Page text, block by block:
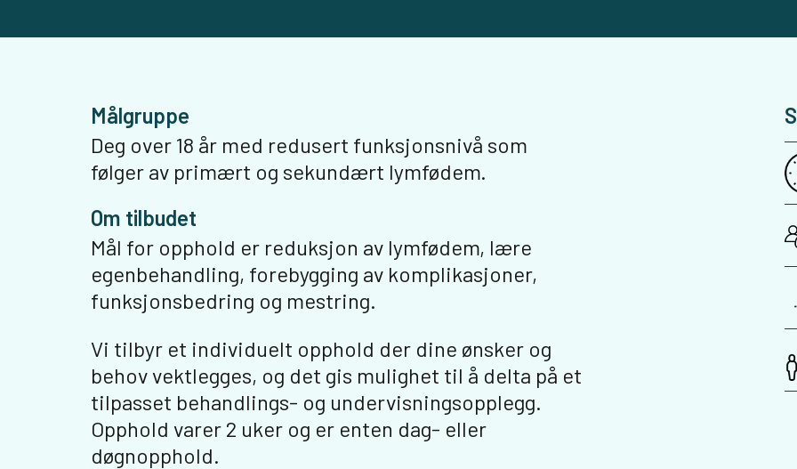
Målgruppe
Deg over 18 år med redusert funksjonsnivå som
følger av primært og sekundært lymfødem.
Om tilbudet
Mål for opphold er reduksjon av lymfødem, lære
egenbehandling, forebygging av komplikasjoner,
funksjonsbedring og mestring.
Vi tilbyr et individuelt opphold der dine ønsker og
behov vektlegges, og det gis mulighet til å delta på et
tilpasset behandlings- og undervisningsopplegg.
Opphold varer 2 uker og er enten dag- eller
døgnopphold.